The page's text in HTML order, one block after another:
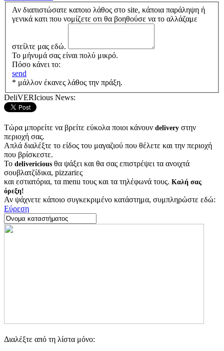
Αν διαπιστώσατε καποιο λάθος στο site, κάποια παράληψη ή
γενικά κατι που νομίζετε οτι θα βοηθούσε να το αλλάζαμε
στείλτε μας εδώ.
Το μήνυμά σας είναι πολύ μικρό.
Πόσο κάνει το:
send
* μάλλον έκανες λάθος την πράξη.
DeliVERIcious News:
Τώρα μπορείτε να βρείτε εύκολα ποιοι κάνουν delivery στην
περιοχή σας.
Απλά διαλέξτε το είδος του μαγαζιού που θέλετε και την περιοχή
που βρίσκεστε.
Το delivericious θα ψάξει και θα σας επιστρέψει τα ανοιχτά
σουβλατζίδικα, pizzariες
και εστιατόρια, τα menu τους και τα τηλέφωνά τους. Καλή σας
όρεξη!
Αν ψάχνετε κάποιο συγκεκριμένο κατάστημα, συμπληρώστε εδώ:
Εύρεση
Διαλέξτε από τη λίστα μόνο: